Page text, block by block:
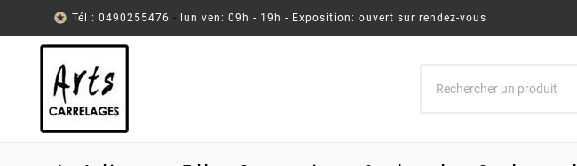
 Tél : 0490255476 - lun ven: 09h - 19h - Exposition: ouvert sur rendez-vous